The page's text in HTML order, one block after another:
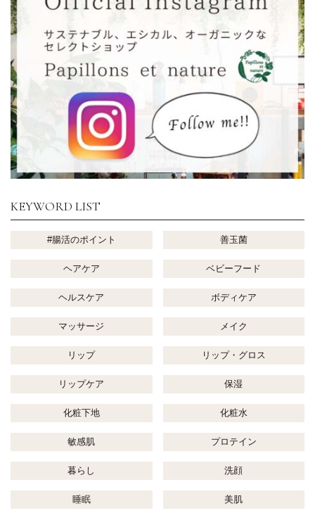
KEYWORD LIST
#腸活のポイント 善玉菌
ヘアケア ベビーフード
ヘルスケア ボディケア
マッサージ メイク
リップ リップ・グロス
リップケア 保湿
化粧下地 化粧水
敏感肌 プロテイン
暮らし 洗顔
睡眠 美肌